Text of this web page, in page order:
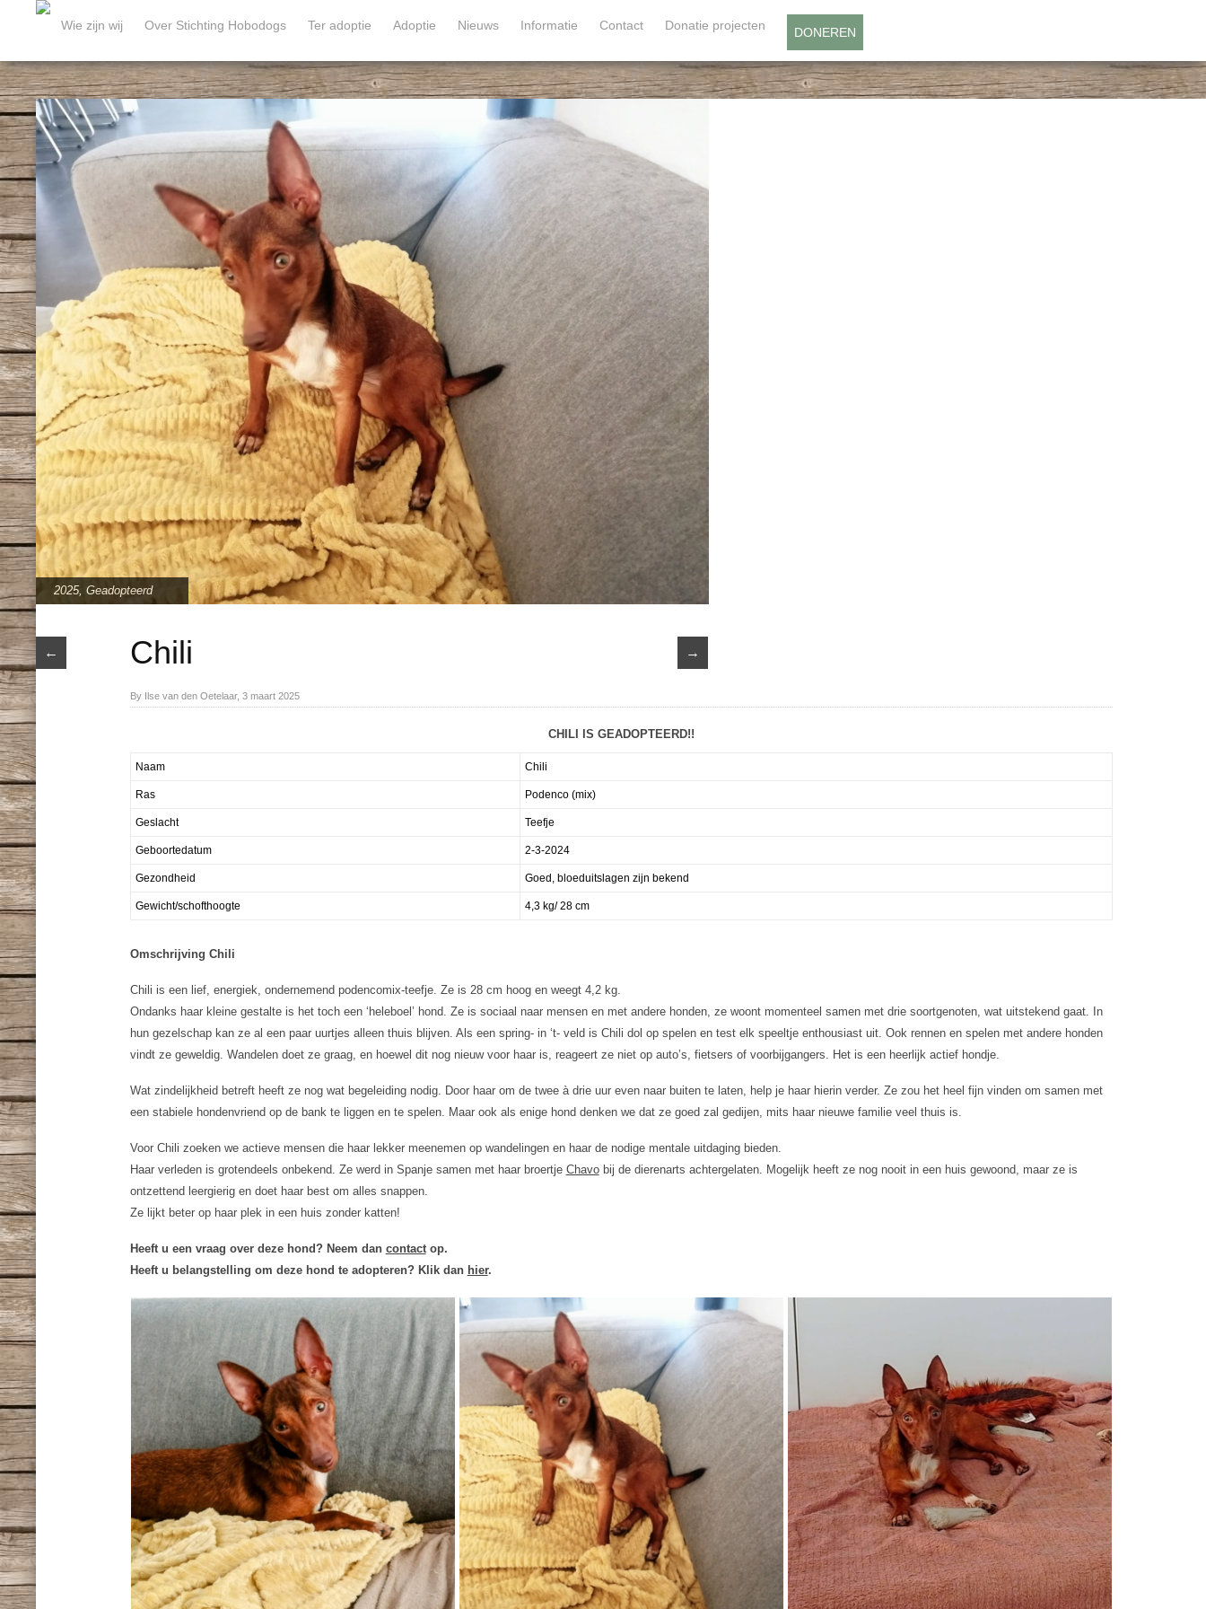
Wie zijn wij Over Stichting Hobodogs Ter adoptie Adoptie Nieuws Informatie Contact Donatie projecten DONEREN
2025,Geadopteerd
← →
Chili
By Ilse van den Oetelaar, 3 maart 2025
CHILI IS GEADOPTEERD!!
Naam Chili
Ras Podenco (mix)
Geslacht Teefje
Geboortedatum 2-3-2024
Gezondheid Goed, bloeduitslagen zijn bekend
Gewicht/schofthoogte 4,3 kg/ 28 cm
Omschrijving Chili
Chili is een lief, energiek, ondernemend podencomix-teefje. Ze is 28 cm hoog en weegt 4,2 kg.
Ondanks haar kleine gestalte is het toch een ‘heleboel’ hond. Ze is sociaal naar mensen en met andere honden, ze woont momenteel samen met drie soortgenoten, wat uitstekend gaat. In
hun gezelschap kan ze al een paar uurtjes alleen thuis blijven. Als een spring- in ‘t- veld is Chili dol op spelen en test elk speeltje enthousiast uit. Ook rennen en spelen met andere honden
vindt ze geweldig. Wandelen doet ze graag, en hoewel dit nog nieuw voor haar is, reageert ze niet op auto’s, fietsers of voorbijgangers. Het is een heerlijk actief hondje.
Wat zindelijkheid betreft heeft ze nog wat begeleiding nodig. Door haar om de twee à drie uur even naar buiten te laten, help je haar hierin verder. Ze zou het heel fijn vinden om samen met
een stabiele hondenvriend op de bank te liggen en te spelen. Maar ook als enige hond denken we dat ze goed zal gedijen, mits haar nieuwe familie veel thuis is.
Voor Chili zoeken we actieve mensen die haar lekker meenemen op wandelingen en haar de nodige mentale uitdaging bieden.
Haar verleden is grotendeels onbekend. Ze werd in Spanje samen met haar broertje Chavobij de dierenarts achtergelaten. Mogelijk heeft ze nog nooit in een huis gewoond, maar ze is
ontzettend leergierig en doet haar best om alles snappen.
Ze lijkt beter op haar plek in een huis zonder katten!
Heeft u een vraag over deze hond? Neem dan contactop.
Heeft u belangstelling om deze hond te adopteren? Klik dan hier.